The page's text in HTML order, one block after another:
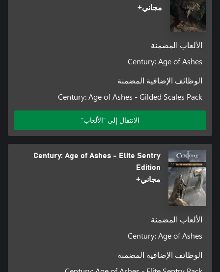
مجاني+
الألعاب المضمنة
Century: Age of Ashes
الوظائف الإضافية المضمنة
Century: Age of Ashes - Gilded Scales Pack
الانتقال إلى "الألعاب"
Century: Age of Ashes - Elite Sentry
Edition
مجاني+
الألعاب المضمنة
Century: Age of Ashes
الوظائف الإضافية المضمنة